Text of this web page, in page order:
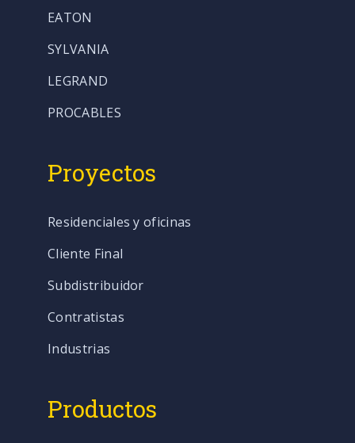
EATON
SYLVANIA
LEGRAND
PROCABLES
Proyectos
Residenciales y oficinas
Cliente Final
Subdistribuidor
Contratistas
Industrias
Productos